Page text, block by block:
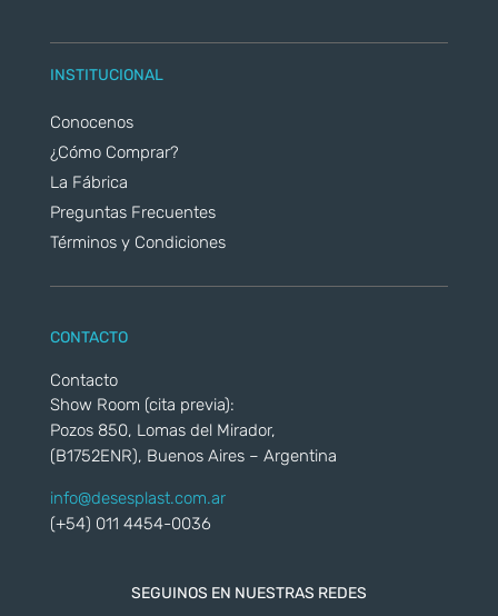
INSTITUCIONAL
Conocenos
¿Cómo Comprar?
La Fábrica
Preguntas Frecuentes
Términos y Condiciones
CONTACTO
Contacto
Show Room (cita previa):
Pozos 850, Lomas del Mirador,
(B1752ENR), Buenos Aires – Argentina
info@desesplast.com.ar
(+54) 011 4454-0036
SEGUINOS EN NUESTRAS REDES